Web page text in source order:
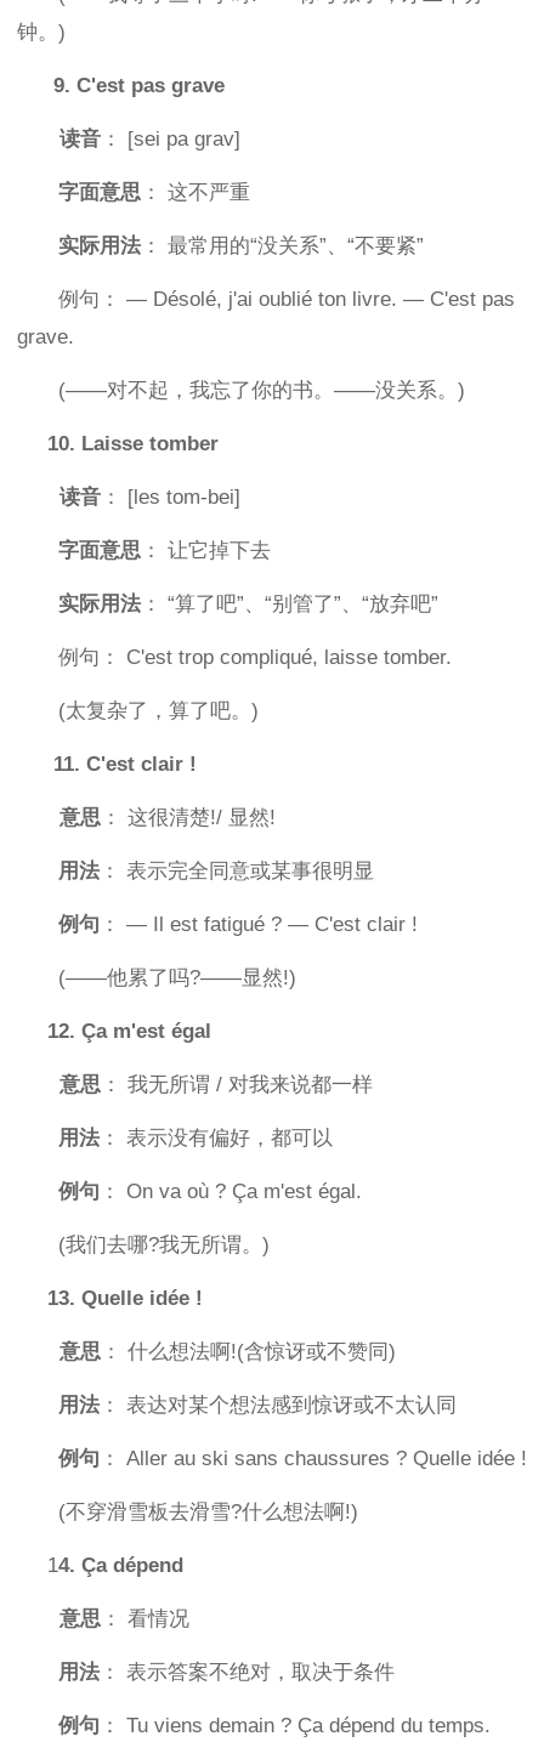
钟。)
9. C'est pas grave
读音 ： [sei pa grav]
字面意思 ： 这不严重
实际用法 ： 最常用的“没关系”、“不要紧”
例句： — Désolé, j'ai oublié ton livre. — C'est pas
grave.
(——对不起，我忘了你的书。——没关系。)
10. Laisse tomber
读音 ： [les tom-bei]
字面意思 ： 让它掉下去
实际用法 ： “算了吧”、“别管了”、“放弃吧”
例句： C'est trop compliqué, laisse tomber.
(太复杂了，算了吧。)
11. C'est clair !
意思 ： 这很清楚!/ 显然!
用法 ： 表示完全同意或某事很明显
例句 ： — Il est fatigué ? — C'est clair !
(——他累了吗?——显然!)
12. Ça m'est égal
意思 ： 我无所谓 / 对我来说都一样
用法 ： 表示没有偏好，都可以
例句 ： On va où ? Ça m'est égal.
(我们去哪?我无所谓。)
13. Quelle idée !
意思 ： 什么想法啊!(含惊讶或不赞同)
用法 ： 表达对某个想法感到惊讶或不太认同
例句 ： Aller au ski sans chaussures ? Quelle idée !
(不穿滑雪板去滑雪?什么想法啊!)
14. Ça dépend
意思 ： 看情况
用法 ： 表示答案不绝对，取决于条件
例句 ： Tu viens demain ? Ça dépend du temps.